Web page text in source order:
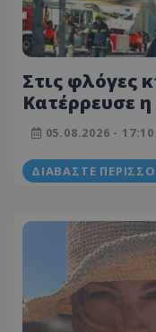
Στις φλόγες
Κατέρρευσε
05.08.2026 - 17:10
ΔΙΑΒΆΣΤΕ